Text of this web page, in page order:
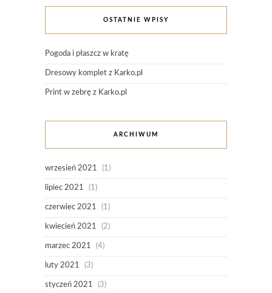
OSTATNIE WPISY
Pogoda i płaszcz w kratę
Dresowy komplet z Karko.pl
Print w zebrę z Karko.pl
ARCHIWUM
wrzesień 2021 (1)
lipiec 2021 (1)
czerwiec 2021 (1)
kwiecień 2021 (2)
marzec 2021 (4)
luty 2021 (3)
styczeń 2021 (3)